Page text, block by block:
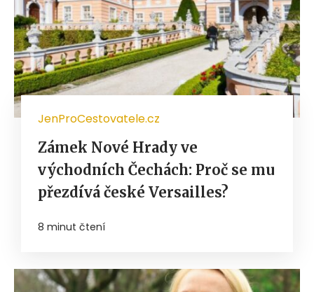
JenProCestovatele.cz
Zámek Nové Hrady ve
východních Čechách: Proč se mu
přezdívá české Versailles?
8 minut čtení